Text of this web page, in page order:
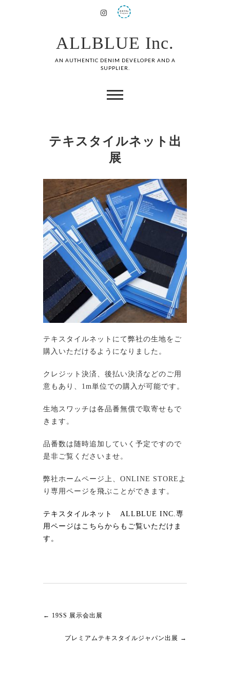
ALLBLUE Inc.
AN AUTHENTIC DENIM DEVELOPER AND A
SUPPLIER.
テキスタイルネット出
展
テキスタイルネットにて弊社の生地をご
購入いただけるようになりました。
クレジット決済、後払い決済などのご用
意もあり、1m単位での購入が可能です。
生地スワッチは各品番無償で取寄せもで
きます。
品番数は随時追加していく予定ですので
是非ご覧くださいませ。
弊社ホームページ上、ONLINE STOREよ
り専用ページを飛ぶことができます。
テキスタイルネット ALLBLUE INC.専
用ページはこちらからもご覧いただけま
す。
← 19SS 展示会出展
プレミアムテキスタイルジャパン出展 →